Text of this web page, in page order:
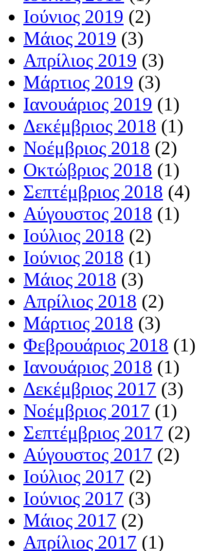
Ιούνιος 2019 (2)
Μάιος 2019 (3)
Απρίλιος 2019 (3)
Μάρτιος 2019 (3)
Ιανουάριος 2019 (1)
Δεκέμβριος 2018 (1)
Νοέμβριος 2018 (2)
Οκτώβριος 2018 (1)
Σεπτέμβριος 2018 (4)
Αύγουστος 2018 (1)
Ιούλιος 2018 (2)
Ιούνιος 2018 (1)
Μάιος 2018 (3)
Απρίλιος 2018 (2)
Μάρτιος 2018 (3)
Φεβρουάριος 2018 (1)
Ιανουάριος 2018 (1)
Δεκέμβριος 2017 (3)
Νοέμβριος 2017 (1)
Σεπτέμβριος 2017 (2)
Αύγουστος 2017 (2)
Ιούλιος 2017 (2)
Ιούνιος 2017 (3)
Μάιος 2017 (2)
Απρίλιος 2017 (1)